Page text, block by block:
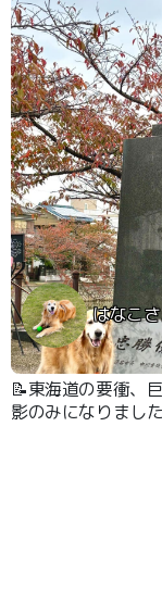
はなこ
📝東海道の要衝、
影のみになりまし